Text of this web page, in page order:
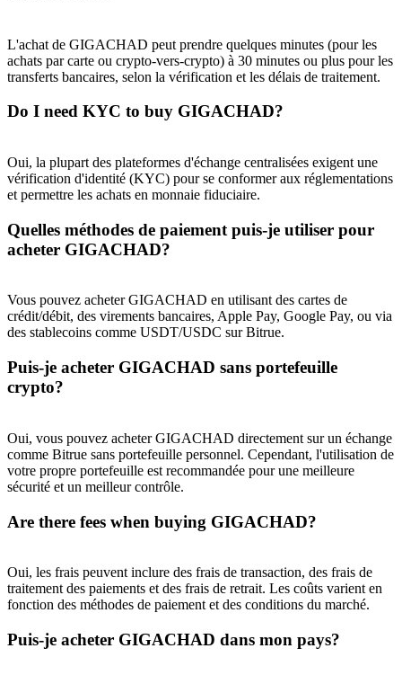
L'achat de GIGACHAD peut prendre quelques minutes (pour les
achats par carte ou crypto-vers-crypto) à 30 minutes ou plus pour les
transferts bancaires, selon la vérification et les délais de traitement.
Do I need KYC to buy GIGACHAD?
Oui, la plupart des plateformes d'échange centralisées exigent une
vérification d'identité (KYC) pour se conformer aux réglementations
et permettre les achats en monnaie fiduciaire.
Quelles méthodes de paiement puis-je utiliser pour
acheter GIGACHAD?
Vous pouvez acheter GIGACHAD en utilisant des cartes de
crédit/débit, des virements bancaires, Apple Pay, Google Pay, ou via
des stablecoins comme USDT/USDC sur Bitrue.
Puis-je acheter GIGACHAD sans portefeuille
crypto?
Oui, vous pouvez acheter GIGACHAD directement sur un échange
comme Bitrue sans portefeuille personnel. Cependant, l'utilisation de
votre propre portefeuille est recommandée pour une meilleure
sécurité et un meilleur contrôle.
Are there fees when buying GIGACHAD?
Oui, les frais peuvent inclure des frais de transaction, des frais de
traitement des paiements et des frais de retrait. Les coûts varient en
fonction des méthodes de paiement et des conditions du marché.
Puis-je acheter GIGACHAD dans mon pays?